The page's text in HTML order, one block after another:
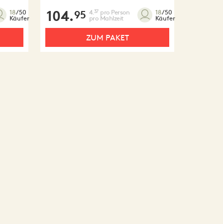
18/50
Käufer 104.95 4. 37pro Person
pro Mahlzeit
18/50
Käufer
ZUM PAKET